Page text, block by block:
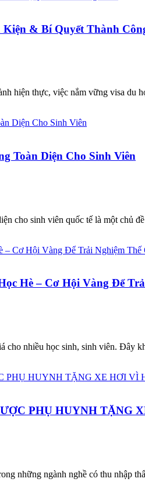
& Bí Quyết Thành
hiện thực, việc nắm vững visa du
Toàn Diện Cho Sinh Viên
cho sinh viên quốc tế là một chủ
Hè – Cơ Hội Vàng Để
cho nhiều học sinh, sinh viên. Đây
PHỤ HUYNH TẶNG
những ngành nghề có thu nhập